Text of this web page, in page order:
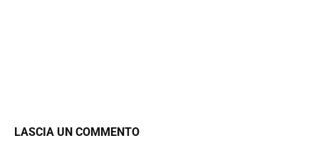
LASCIA UN COMMENTO